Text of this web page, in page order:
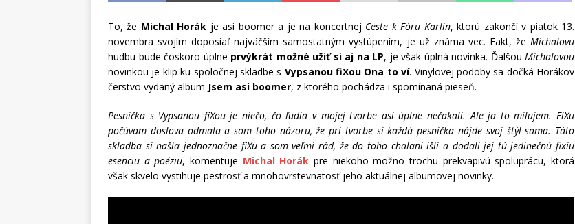
To, že Michal Horák je asi boomer a je na koncertnej Ceste k Fóru Karlín, ktorú zakončí v piatok 13.
novembra svojím doposiaľ najväčším samostatným vystúpením, je už známa vec. Fakt, žeMichalovu
hudbu bude čoskoro úplne prvýkrát možné užiť si aj na LP, je však úplná novinka. ĎalšouMichalovou
novinkou je klip ku spoločnej skladbe s Vypsanou fiXou Ona to ví. Vinylovej podoby sa dočká Horákov
čerstvo vydaný album Jsem asi boomer, z ktorého pochádza i spomínaná pieseň.
Pesnička s Vypsanou fiXou je niečo, čo ľudia v mojej tvorbe asi úplne nečakali. Ale ja to milujem. FiXu
počúvam doslova odmala a som toho názoru, že pri tvorbe si každá pesnička nájde svoj štýl sama. Táto
skladba si našla jednoznačne fiXu a som veľmi rád, že do toho chalani išli a dodali jej tú jedinečnú fixiu
esenciu a poéziu, komentuje Michal Horák pre niekoho možno trochu prekvapivú spoluprácu, ktorá
však skvelo vystihuje pestrosť a mnohovrstevnatosť jeho aktuálnej albumovej novinky.